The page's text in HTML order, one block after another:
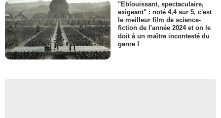
"Eblouissant, spectaculaire,
exigeant" : noté 4,4 sur 5, c'est
le meilleur film de science-
fiction de l'année 2024 et on le
doit à un maître incontesté du
genre !